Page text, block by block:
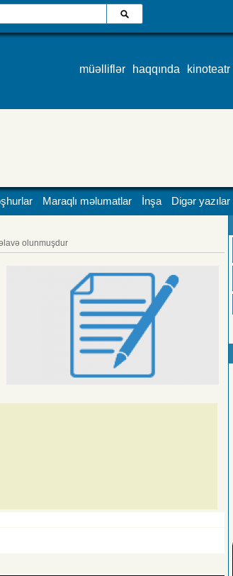
müəlliflər haqqında kinoteatr
Maraqlı məlumatlar İnşa Digər yazılar
olunmuşdur